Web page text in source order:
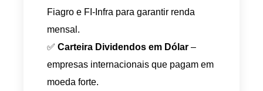
Fiagro e FI-Infra para garantir renda
mensal.
✅ Carteira Dividendos em Dólar –
empresas internacionais que pagam em
moeda forte.